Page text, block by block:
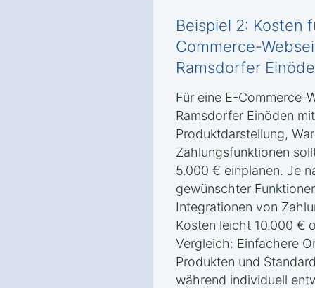
Beispiel 2: Kosten
Commerce-
Ramsdorfer
Für eine E-Commerce-
Ramsdorfer Einöden
Produktdarstellung,
Zahlungsfunktionen
5.000 € einplanen. Je
gewünschter
Integrationen von
Kosten leicht 10.000 €
Vergleich: Einfachere
Produkten und
während individuell